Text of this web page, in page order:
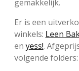
gemakkelijk.
Er is een
winkels: Leen
en yess!.
volgende folders: